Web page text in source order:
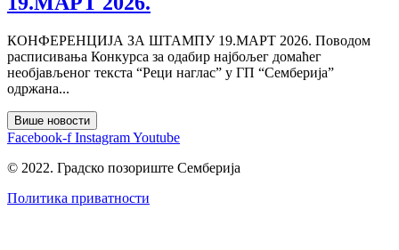
КОНФЕРЕНЦИЈА ЗА ШТАМПУ 19.МАРТ 2026. Поводом
расписивања Конкурса за одабир најбољег домаћег
необјављеног текста “Реци наглас” у ГП “Сембeрија”
одржана...
Више новости
Facebook-f InstagramYoutube
© 2022. Градско позориште Семберија
Политика приватности